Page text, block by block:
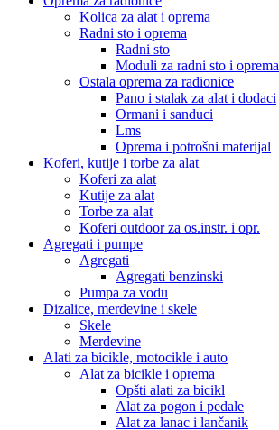
Kolica za alat i oprema
Radni sto i oprema
Radni sto
Moduli za radni sto i oprema
Ostala oprema za radionice
Pano i stalak za alat i dodaci
Ormani i sanduci
Lms
Oprema i potrošni materijal
Koferi, kutije i torbe za alat
Koferi za alat
Kutije za alat
Torbe za alat
Koferi outdoor za os.instr. i opr.
Agregati i pumpe
Agregati
Agregati benzinski
Pumpa za vodu
Dizalice, merdevine i skele
Skele
Merdevine
Alati za bicikle, motocikle i auto
Alat za bicikle i oprema
Opšti alati za bicikl
Alat za pogon i pedale
Alat za lanac i lančanik